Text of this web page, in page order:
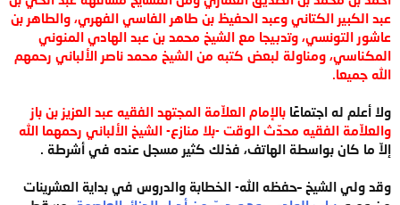
عبد الكبير الكتاني وعبد الحفيظ بن طاهر الفاسي الفهري، والطاهر بن
عاشور التونسي، وتدبيجا مع الشيخ محمد بن عبد الهادي المنوني
المكناسي، ومناولة لبعض كتبه من الشيخ محمد ناصر الألباني رحمهم
الله جميعا.
ولا أعلم له اجتماعًا بالإمام العلاّمة المجتهد الفقيه عبد العزيز بن باز
والعلاّمة الفقيه محدّث الوقت -بلا منازع- الشيخ الألباني رحمهما الله
إلاّ ما كان بواسطة الهاتف، فذلك كثير مسجل عنده في أشرطة .
وقد ولي الشيخ –حفظه الله- الخطابة والدروس في بداية العشرينات